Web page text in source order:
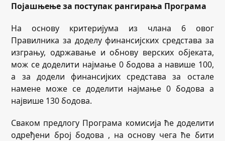
Појашњење за поступак рангирања Програма
На основу критеријума из члана 6 овог
Правилника за доделу финансијских средстава за
изгрању, одржавање и обнову верских објеката,
мож се доделити најмање 0 бодова а навише 100,
а за додели финансијких средстава за остале
намене може се доделити најмање 0 бодова а
највише 130 бодова.
Сваком предлогу Програма комисија ће доделити
одређени број бодова , на основу чега ће бити